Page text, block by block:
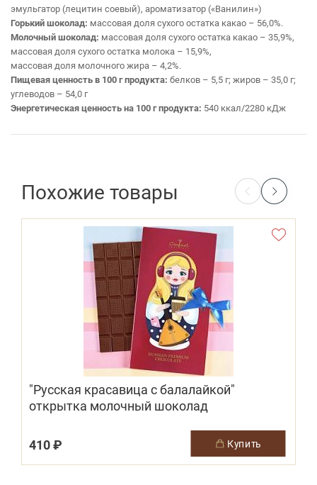
эмульгатор (лецитин соевый), ароматизатор («Ванилин»)
Горький шоколад: массовая доля сухого остатка какао – 56,0%.
Молочный шоколад: массовая доля сухого остатка какао – 35,9%,
массовая доля сухого остатка молока – 15,9%,
массовая доля молочного жира – 4,2%.
Пищевая ценность в 100 г продукта: белков – 5,5 г; жиров – 35,0 г;
углеводов – 54,0 г
Энергетическая ценность на 100 г продукта: 540 ккал/2280 кДж
Похожие товары
"Русская красавица с балалайкой"
открытка молочный шоколад
410 ₽ купить